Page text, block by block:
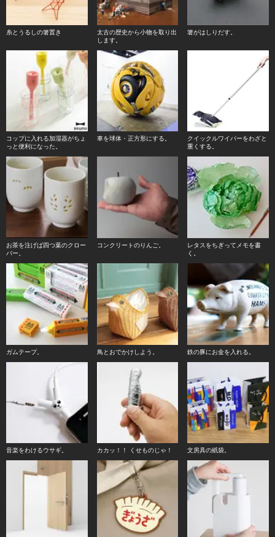
糸とうるしの箸置き
太古の歴史から小物を取り出
します。
箸がはしりだす。
コップに入れる加湿器がちょ
っと便利になった。
車を球体・正方形にする。
クイックルワイパーをわざと
重くする。
お茶を注げば四つ葉のクロー
バー。
コンクリートのりんご。
レタスをちぎってメモを書
く。
ガムテープ。 鳥とおでかけしよう。 鉄の豚にお金を入れる。
音楽をわけるウサギ。 カカッ！！ くせものじゃ！ 文房具の紙袋。